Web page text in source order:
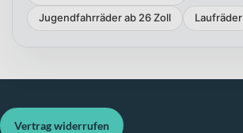
Jugendfahrräder ab 26 Zoll
Laufräder
Vertrag widerrufen